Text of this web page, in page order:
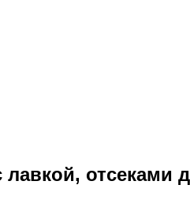
отсеками